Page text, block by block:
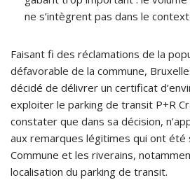
ne s’intègrent pas dans le
Faisant fi des réclamations de la
défavorable de la commune,
décidé de délivrer un certificat
exploiter le parking de transit P+R
constater que dans sa décision,
aux remarques légitimes qui ont été
Commune et les riverains,
localisation du parking de transit.